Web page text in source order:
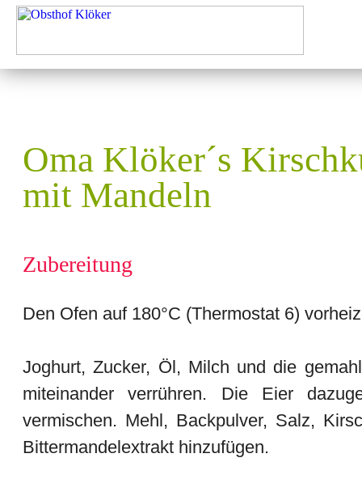
Oma Klöker´s
mit Mandeln
Zubereitung
Den Ofen auf 180°C (Thermostat 6)
Joghurt, Zucker, Öl, Milch und die
miteinander verrühren. Die Eier
vermischen. Mehl, Backpulver, Salz,
Bittermandelextrakt hinzufügen.